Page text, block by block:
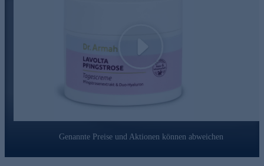
Play
Genannte Preise und Aktionen können abweichen